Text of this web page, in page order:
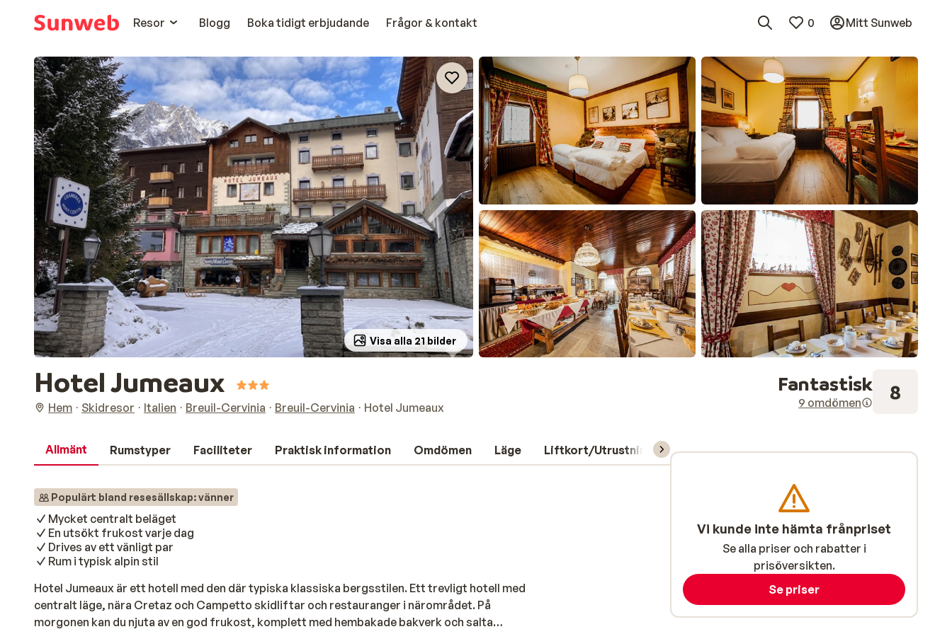
Resor
Blogg Boka tidigt erbjudande Frågor & kontakt 0 Mitt Sunweb
Visa alla 21 bilder
Hotel Jumeaux
Hem Skidresor Italien Breuil-Cervinia Breuil-Cervinia Hotel Jumeaux
Fantastisk
9 omdömen 8
Allmänt Rumstyper Faciliteter Praktisk information Omdömen Läge Liftkort/Utrustning/Skidskola
Populärt bland resesällskap: vänner
Mycket centralt beläget
En utsökt frukost varje dag
Drives av ett vänligt par
Rum i typisk alpin stil
Hotel Jumeaux är ett hotell med den där typiska klassiska bergsstilen. Ett trevligt hotell med
centralt läge, nära Cretaz och Campetto skidliftar och restauranger i närområdet. På
morgonen kan du njuta av en god frukost, komplett med hembakade bakverk och salta
Vi kunde inte hämta frånpriset
Se alla priser och rabatter i
prisöversikten.
Se priser